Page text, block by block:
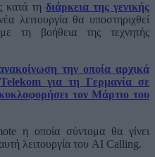
τη διάρκεια της γενικής
λειτουργία θα υποστηριχθεί
τη βοήθεια της τεχνητής
την οποία αρχικά
για τη Γερμανία σε
τον Μάρτιο του
η οποία σύντομα θα γίνει
λειτουργία του AI Calling.